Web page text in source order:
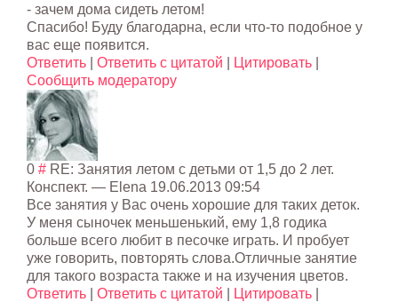
- зачем дома сидеть летом!
Спасибо! Буду благодарна, если что-то подобное у
вас еще появится.
Ответить
Ответить с цитатой Цитировать
Сообщить модератору
0 # RE: Занятия летом с детьми от 1,5 до 2 лет.
Конспект. — Elena 19.06.2013 09:54
Все занятия у Вас очень хорошие для таких деток.
У меня сыночек меньшенький, ему 1,8 годика
больше всего любит в песочке играть. И пробует
уже говорить, повторять слова.Отличные занятие
для такого возраста также и на изучения цветов.
Ответить
Ответить с цитатой Цитировать